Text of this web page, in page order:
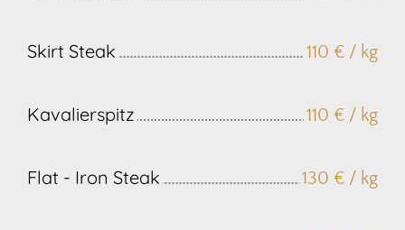
Skirt Steak 110 € / kg
Kavalierspitz 110 € / kg
Flat - Iron Steak 130 € / kg